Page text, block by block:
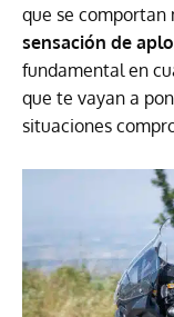
que se comportan
sensación de
fundamental en
que te vayan a
situaciones